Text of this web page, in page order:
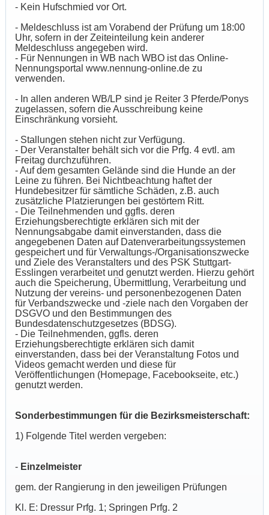
- Kein Hufschmied vor Ort.
- Meldeschluss ist am Vorabend der Prüfung um 18:00
Uhr, sofern in der Zeiteinteilung kein anderer
Meldeschluss angegeben wird.
- Für Nennungen in WB nach WBO ist das Online-
Nennungsportal www.nennung-online.de zu
verwenden.
- In allen anderen WB/LP sind je Reiter 3 Pferde/Ponys
zugelassen, sofern die Ausschreibung keine
Einschränkung vorsieht.
- Stallungen stehen nicht zur Verfügung.
- Der Veranstalter behält sich vor die Prfg. 4 evtl. am
Freitag durchzuführen.
- Auf dem gesamten Gelände sind die Hunde an der
Leine zu führen. Bei Nichtbeachtung haftet der
Hundebesitzer für sämtliche Schäden, z.B. auch
zusätzliche Platzierungen bei gestörtem Ritt.
- Die Teilnehmenden und ggfls. deren
Erziehungsberechtigte erklären sich mit der
Nennungsabgabe damit einverstanden, dass die
angegebenen Daten auf Datenverarbeitungssystemen
gespeichert und für Verwaltungs-/Organisationszwecke
und Ziele des Veranstalters und des PSK Stuttgart-
Esslingen verarbeitet und genutzt werden. Hierzu gehört
auch die Speicherung, Übermittlung, Verarbeitung und
Nutzung der vereins- und personenbezogenen Daten
für Verbandszwecke und -ziele nach den Vorgaben der
DSGVO und den Bestimmungen des
Bundesdatenschutzgesetzes (BDSG).
- Die Teilnehmenden, ggfls. deren
Erziehungsberechtigte erklären sich damit
einverstanden, dass bei der Veranstaltung Fotos und
Videos gemacht werden und diese für
Veröffentlichungen (Homepage, Facebookseite, etc.)
genutzt werden.
Sonderbestimmungen für die Bezirksmeisterschaft:
1) Folgende Titel werden vergeben:
- Einzelmeister
gem. der Rangierung in den jeweiligen Prüfungen
Kl. E: Dressur Prfg. 1; Springen Prfg. 2